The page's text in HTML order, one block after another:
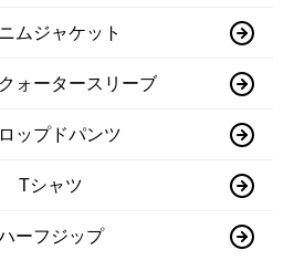
ムジャケット
ォータースリーブ
ップドパンツ
Tシャツ
ーフジップ